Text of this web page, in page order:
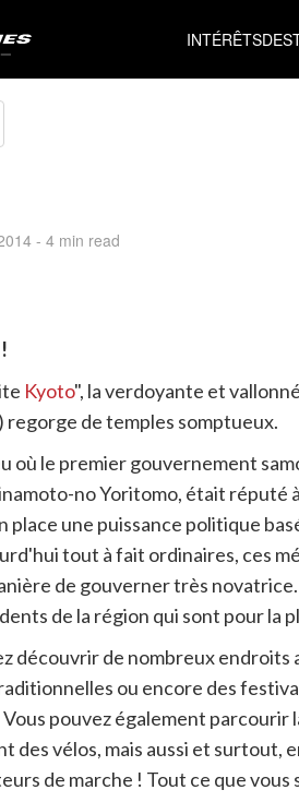
INTÉRÊTS
- 4 min read
Kyoto", la verdoyante et
) regorge de temples somptueux.
où le premier gouvernement
no Yoritomo, était réputé
une puissance politique
tout à fait ordinaires, ces
de gouverner très
de la région qui sont pour la
découvrir de nombreux
ou encore des
pouvez également parcourir
des vélos, mais aussi et surtout,
de marche ! Tout ce que